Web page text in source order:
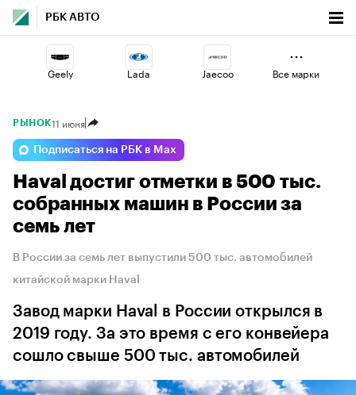
РБК АВТО
Geely Lada Jaecoo
Haval
Esteo Voyah Changan
Все марки
РЫНОК11 июня
Подписаться на РБК в Max
Haval достиг отметки в 500 тыс.
собранных машин в России за
семь лет
В России за семь лет выпустили 500 тыс. автомобилей
китайской марки Haval
Завод марки Haval в России открылся в
2019 году. За это время с его конвейера
сошло свыше 500 тыс. автомобилей